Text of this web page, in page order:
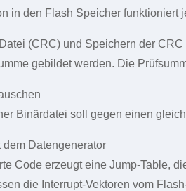
in den Flash Speicher funktioniert
(CRC) und Speichern der
gebildet werden. Die
Binärdatei soll gegen einen
dem Datengenerator
Code erzeugt eine Jump-Table,
die Interrupt-Vektoren vom